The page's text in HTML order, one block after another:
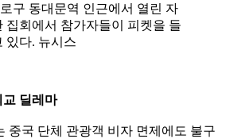
구 동대문역 인근에서 열린 자
집회에서 참가자들이 피켓을 들
있다. 뉴시스
교 딜레마
중국 단체 관광객 비자 면제에도 불구